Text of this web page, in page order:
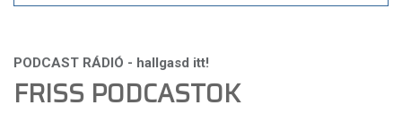
FRISS PODCASTOK